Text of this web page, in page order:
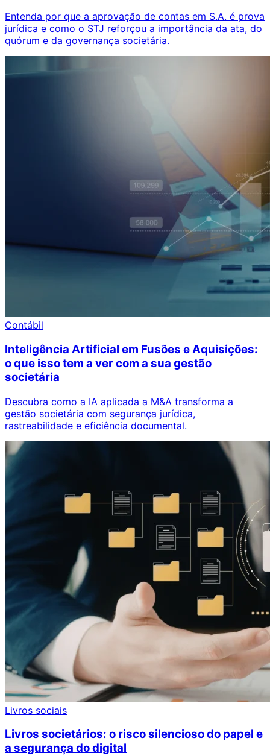
Entenda por que a aprovação de contas em S.A. é prova
jurídica e como o STJ reforçou a importância da ata, do
quórum e da governança societária.
Contábil
Inteligência Artificial em Fusões e Aquisições:
o que isso tem a ver com a sua gestão
societária
Descubra como a IA aplicada a M&A transforma a
gestão societária com segurança jurídica,
rastreabilidade e eficiência documental.
Livros sociais
Livros societários: o risco silencioso do papel e
a segurança do digital